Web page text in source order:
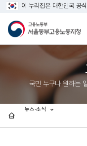
이 누리집은 대한민국 공
국민 누구나 원하는
뉴스·소식